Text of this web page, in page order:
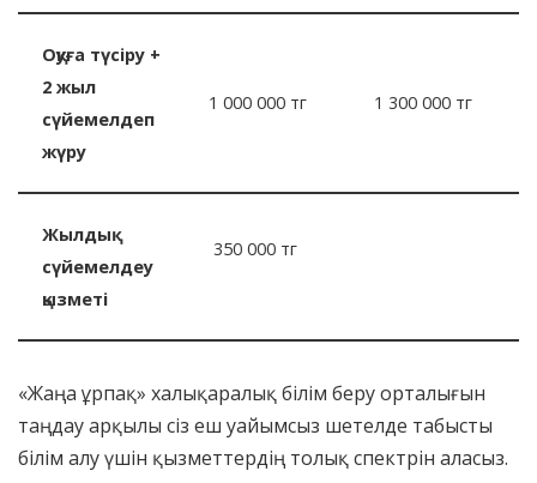
Оқуға түсіру +
2 жыл
сүйемелдеп
жүру
1 000 000 тг 1 300 000 тг
Жылдық
сүйемелдеу
қызметі
350 000 тг
«Жаңа ұрпақ» халықаралық білім беру орталығын
таңдау арқылы сіз еш уайымсыз шетелде табысты
білім алу үшін қызметтердің толық спектрін аласыз.